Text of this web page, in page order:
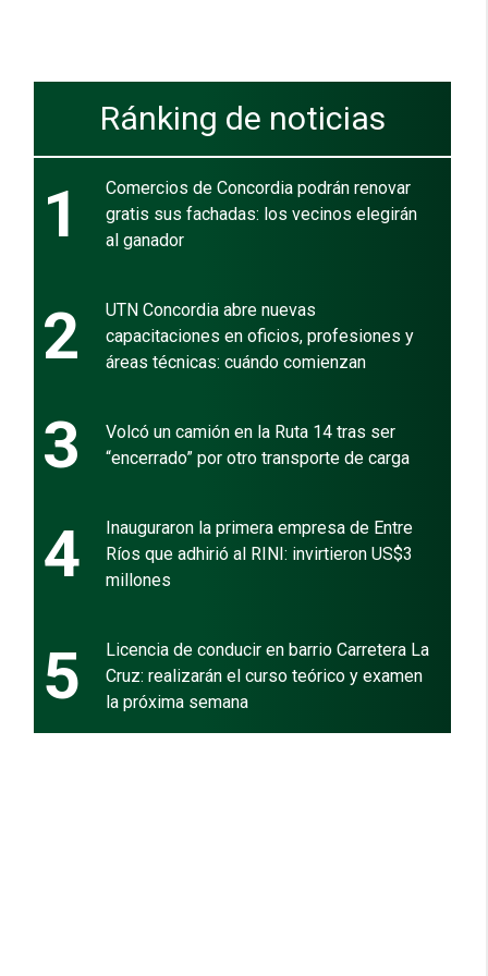
Ránking de noticias
1
Comercios de Concordia podrán renovar
gratis sus fachadas: los vecinos elegirán
al ganador
2
UTN Concordia abre nuevas
capacitaciones en oficios, profesiones y
áreas técnicas: cuándo comienzan
3
Volcó un camión en la Ruta 14 tras ser
“encerrado” por otro transporte de carga
4
Inauguraron la primera empresa de Entre
Ríos que adhirió al RINI: invirtieron US$3
millones
5
Licencia de conducir en barrio Carretera La
Cruz: realizarán el curso teórico y examen
la próxima semana